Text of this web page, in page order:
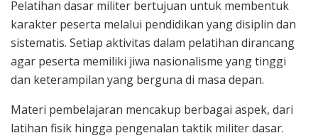
Pelatihan dasar militer bertujuan untuk membentuk
karakter peserta melalui pendidikan yang disiplin dan
sistematis. Setiap aktivitas dalam pelatihan dirancang
agar peserta memiliki jiwa nasionalisme yang tinggi
dan keterampilan yang berguna di masa depan.
Materi pembelajaran mencakup berbagai aspek, dari
latihan fisik hingga pengenalan taktik militer dasar.